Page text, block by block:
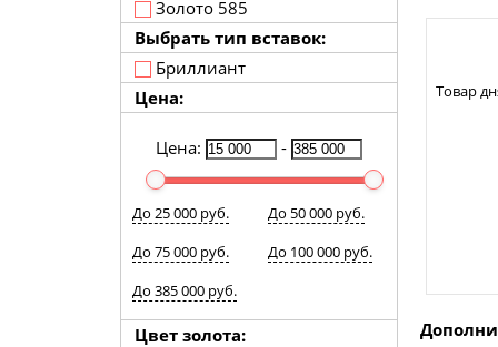
Золото 585
Выбрать тип вставок:
Бриллиант
Цена:
Цена: -
До 25 000 руб.
До 50 000 руб.
До 75 000 руб.
До 100 000 руб.
До 385 000 руб.
Цвет золота:
Товар